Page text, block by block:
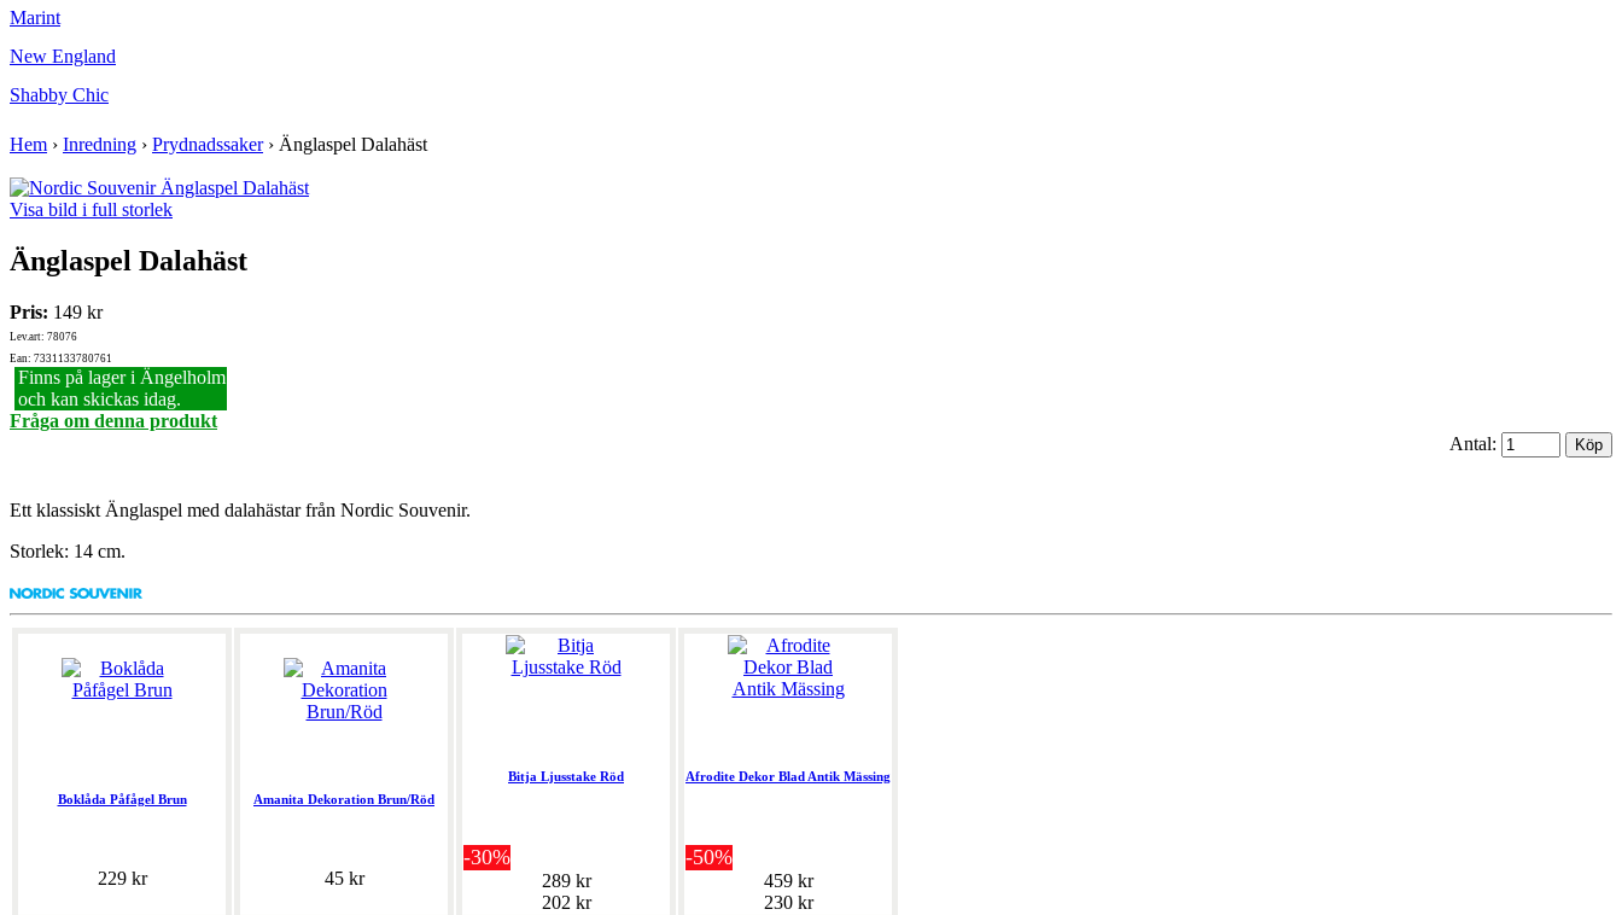
Marint
New England
Shabby Chic
Hem › Inredning › Prydnadssaker› Änglaspel Dalahäst
Visa bild i full storlek
Änglaspel Dalahäst
Pris: 149 kr
Lev.art: 78076
Ean: 7331133780761
Finns på lager i Ängelholm
och kan skickas idag.
Fråga om denna produkt
Antal:
Ett klassiskt Änglaspel med dalahästar från Nordic Souvenir.
Storlek: 14 cm.
Boklåda Påfågel Brun
229 kr
Amanita Dekoration Brun/Röd
45 kr
Bitja Ljusstake Röd
-30%
289 kr
202 kr
Afrodite Dekor Blad Antik Mässing
-50%
459 kr
230 kr